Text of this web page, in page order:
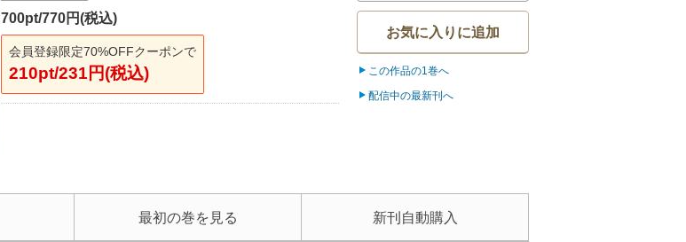
700pt/770円(税込)
会員登録限定70%OFFクーポンで
210pt/231円(税込)
お気に入りに追加
この作品の1巻へ
配信中の最新刊へ
最初の巻を見る 新刊自動購入